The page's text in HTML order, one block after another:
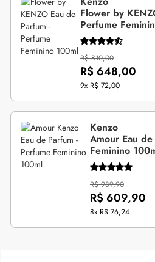
Flower by
Perfume
R$ 810,00
R$ 648,00
9x R$ 72,00
Kenzo
Amour Eau
Feminino
R$ 989,90
R$ 609,90
8x R$ 76,24